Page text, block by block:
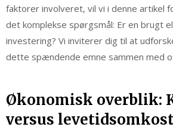
faktorer involveret, vil vi i denne artikel
det komplekse spørgsmål: Er en brugt
investering? Vi inviterer dig til at
dette spændende emne sammen med
Økonomisk overblik:
versus